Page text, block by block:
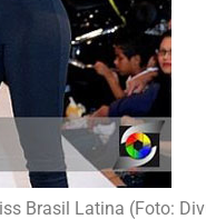
Brasil Latina (Foto: